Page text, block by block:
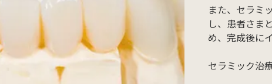
また、セラミ
し、患者さま
め、完成後に
セラミック治